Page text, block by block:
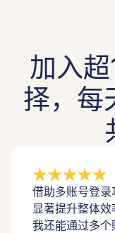
加入
择，每
借助多账号登录
显著提升整体效
我还能通过多